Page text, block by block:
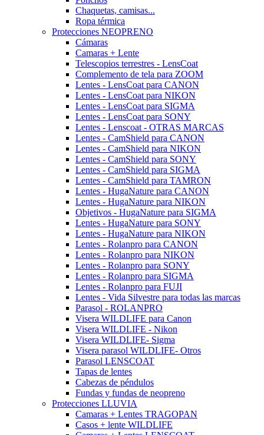
Chaquetas, camisas...
Ropa térmica
Protecciones NEOPRENO
Cámaras
Camaras + Lente
Telescopios terrestres - LensCoat
Complemento de tela para ZOOM
Lentes - LensCoat para CANON
Lentes - LensCoat para NIKON
Lentes - LensCoat para SIGMA
Lentes - LensCoat para SONY
Lentes - Lenscoat - OTRAS MARCAS
Lentes - CamShield para CANON
Lentes - CamShield para NIKON
Lentes - CamShield para SONY
Lentes - CamShield para SIGMA
Lentes - CamShield para TAMRON
Lentes - HugaNature para CANON
Lentes - HugaNature para NIKON
Objetivos - HugaNature para SIGMA
Lentes - HugaNature para SONY
Lentes - HugaNature para NIKON
Lentes - Rolanpro para CANON
Lentes - Rolanpro para NIKON
Lentes - Rolanpro para SONY
Lentes - Rolanpro para SIGMA
Lentes - Rolanpro para FUJI
Lentes - Vida Silvestre para todas las marcas
Parasol - ROLANPRO
Visera WILDLIFE para Canon
Visera WILDLIFE - Nikon
Visera WILDLIFE- Sigma
Visera parasol WILDLIFE- Otros
Parasol LENSCOAT
Tapas de lentes
Cabezas de péndulos
Fundas y fundas de neopreno
Protecciones LLUVIA
Camaras + Lentes TRAGOPAN
Casos + lente WILDLIFE